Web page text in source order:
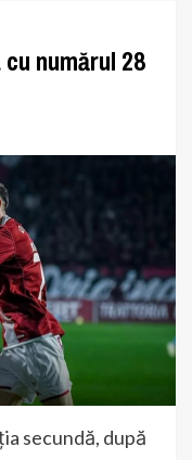
numărul 28
secundă, după